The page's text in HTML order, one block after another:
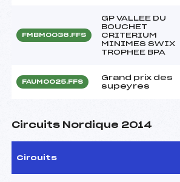
FMBM0036.FFS
GP VALLEE DU
BOUCHET
CRITERIUM
MINIMES SWIX
TROPHEE BPA
FAUM0025.FFS
Grand prix des
supeyres
Circuits Nordique 2014
Circuits